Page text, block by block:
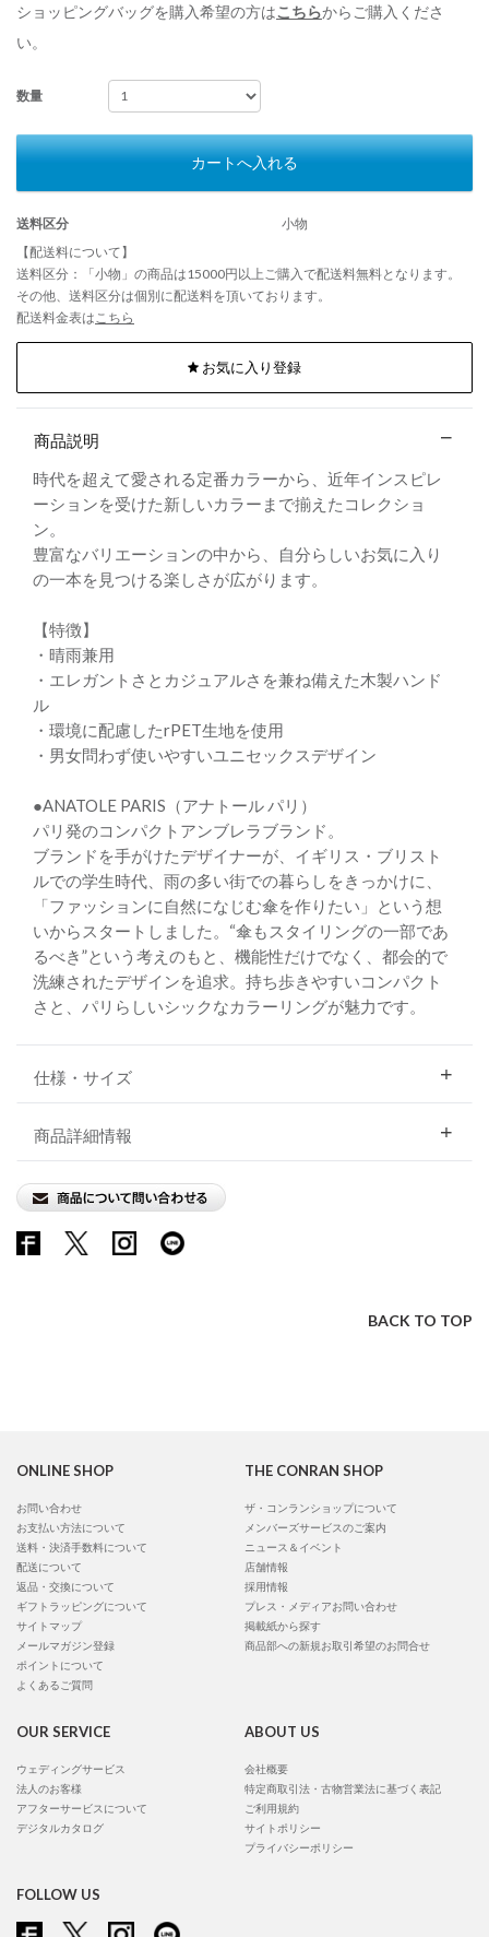
ショッピングバッグを購入希望の方はこちらからご購入くださ
い。
数量
カートへ入れる
送料区分
小物
【配送料について】
送料区分：「小物」の商品は15000円以上ご購入で配送料無料となります。
その他、送料区分は個別に配送料を頂いております。
配送料金表は こちら
お気に入り登録
商品説明
時代を超えて愛される定番カラーから、近年インスピレ
ーションを受けた新しいカラーまで揃えたコレクショ
ン。
豊富なバリエーションの中から、自分らしいお気に入り
の一本を見つける楽しさが広がります。
【特徴】
・晴雨兼用
・エレガントさとカジュアルさを兼ね備えた木製ハンド
ル
・環境に配慮したrPET生地を使用
・男女問わず使いやすいユニセックスデザイン
●ANATOLE PARIS（アナトール パリ）
パリ発のコンパクトアンブレラブランド。
ブランドを手がけたデザイナーが、イギリス・ブリスト
ルでの学生時代、雨の多い街での暮らしをきっかけに、
「ファッションに自然になじむ傘を作りたい」という想
いからスタートしました。“傘もスタイリングの一部であ
るべき”という考えのもと、機能性だけでなく、都会的で
洗練されたデザインを追求。持ち歩きやすいコンパクト
さと、パリらしいシックなカラーリングが魅力です。
仕様・サイズ
商品詳細情報
BACK TO TOP
ONLINE SHOP
お問い合わせ
お支払い方法について
送料・決済手数料について
配送について
返品・交換について
ギフトラッピングについて
サイトマップ
メールマガジン登録
ポイントについて
よくあるご質問
THE CONRAN SHOP
ザ・コンランショップについて
メンバーズサービスのご案内
ニュース＆イベント
店舗情報
採用情報
プレス・メディアお問い合わせ
掲載紙から探す
商品部への新規お取引希望のお問合せ
OUR SERVICE
ウェディングサービス
法人のお客様
アフターサービスについて
デジタルカタログ
ABOUT US
会社概要
特定商取引法・古物営業法に基づく表記
ご利用規約
サイトポリシー
プライバシーポリシー
FOLLOW US